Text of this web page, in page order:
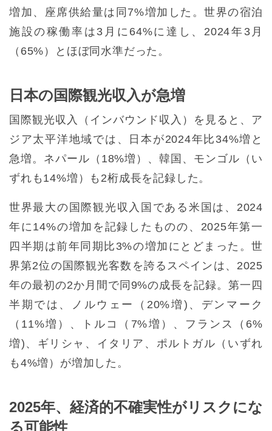
増加、座席供給量は同7%増加した。世界の宿泊
施設の稼働率は3月に64%に達し、2024年3月
（65%）とほぼ同水準だった。
日本の国際観光収入が急増
国際観光収入（インバウンド収入）を見ると、ア
ジア太平洋地域では、日本が2024年比34%増と
急増。ネパール（18%増）、韓国、モンゴル（い
ずれも14%増）も2桁成長を記録した。
世界最大の国際観光収入国である米国は、2024
年に14%の増加を記録したものの、2025年第一
四半期は前年同期比3%の増加にとどまった。世
界第2位の国際観光客数を誇るスペインは、2025
年の最初の2か月間で同9%の成長を記録。第一四
半期では、ノルウェー（20%増)、デンマーク
（11%増）、トルコ（7%増）、フランス（6%
増)、ギリシャ、イタリア、ポルトガル（いずれ
も4%増）が増加した。
2025年、経済的不確実性がリスクにな
る可能性